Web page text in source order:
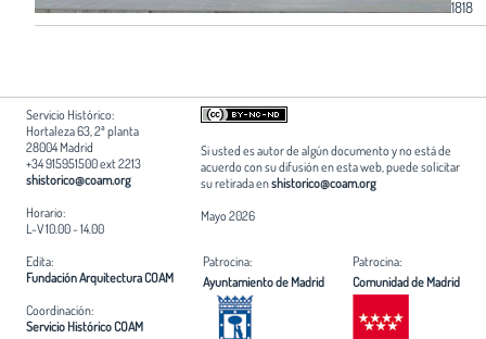
1818
Servicio Histórico:
Hortaleza 63, 2ª planta
28004 Madrid
+34 915951500 ext 2213
shistorico@coam.org
Horario:
L-V 10.00 - 14.00
Si usted es autor de algún documento y no está de
acuerdo con su difusión en esta web, puede solicitar
su retirada enshistorico@coam.org
Mayo 2026
Edita:
Fundación Arquitectura COAM
Coordinación:
Servicio Histórico COAM
Patrocina:
Ayuntamiento de Madrid
Patrocina:
Comunidad de Madrid